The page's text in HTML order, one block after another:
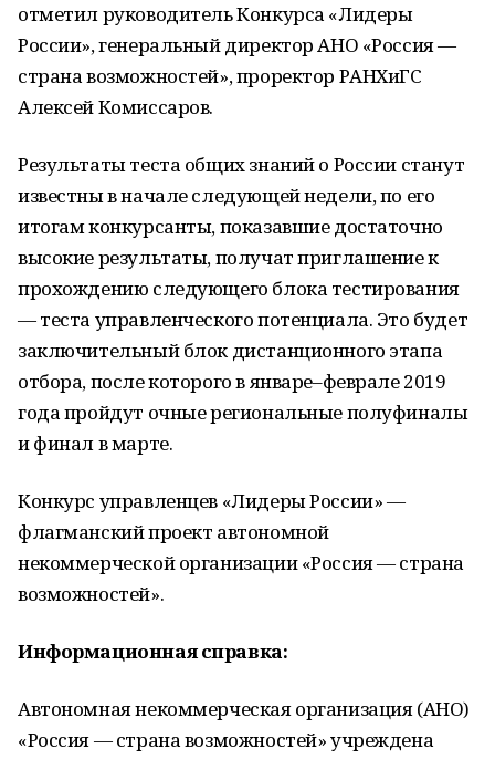
отметил руководитель Конкурса «Лидеры
России», генеральный директор АНО «Россия —
страна возможностей», проректор РАНХиГС
Алексей Комиссаров.
Результаты теста общих знаний о России станут
известны в начале следующей недели, по его
итогам конкурсанты, показавшие достаточно
высокие результаты, получат приглашение к
прохождению следующего блока тестирования
— теста управленческого потенциала. Это будет
заключительный блок дистанционного этапа
отбора, после которого в январе–феврале 2019
года пройдут очные региональные полуфиналы
и финал в марте.
Конкурс управленцев «Лидеры России» —
флагманский проект автономной
некоммерческой организации «Россия — страна
возможностей».
Информационная справка:
Автономная некоммерческая организация (АНО)
«Россия — страна возможностей» учреждена